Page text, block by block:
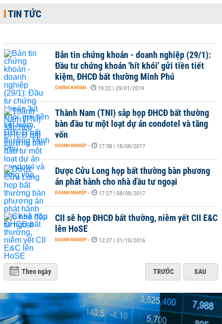
TIN TỨC
Bản tin chứng khoán - doanh nghiệp (29/1):
Đầu tư chứng khoán 'hít khói' gửi tiền tiết
kiệm, ĐHCĐ bất thường Minh Phú
CHỨNG KHOÁN - 19:22 | 29/01/2019
Thành Nam (TNI) sắp họp ĐHCĐ bất thường
bàn đầu tư một loạt dự án condotel và tăng
vốn
DOANH NGHIỆP - 17:38 | 18/08/2017
Dược Cửu Long họp bất thường bàn phương
án phát hành cho nhà đầu tư ngoại
DOANH NGHIỆP - 17:27 | 08/08/2017
CII sẽ họp ĐHCĐ bất thường, niêm yết CII E&C
lên HoSE
DOANH NGHIỆP - 12:27 | 31/10/2016
Theo ngày TRƯỚC SAU